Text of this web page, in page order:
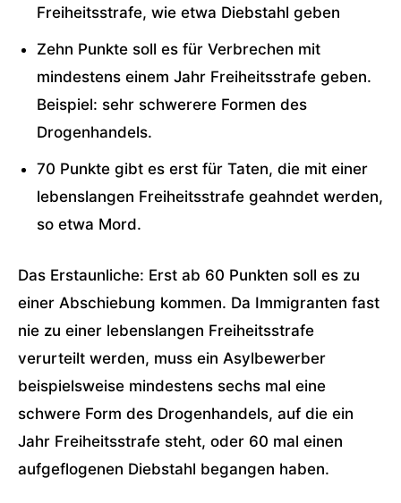
Freiheitsstrafe, wie etwa Diebstahl geben
Zehn Punkte soll es für Verbrechen mit
mindestens einem Jahr Freiheitsstrafe geben.
Beispiel: sehr schwerere Formen des
Drogenhandels.
70 Punkte gibt es erst für Taten, die mit einer
lebenslangen Freiheitsstrafe geahndet werden,
so etwa Mord.
Das Erstaunliche: Erst ab 60 Punkten soll es zu
einer Abschiebung kommen. Da Immigranten fast
nie zu einer lebenslangen Freiheitsstrafe
verurteilt werden, muss ein Asylbewerber
beispielsweise mindestens sechs mal eine
schwere Form des Drogenhandels, auf die ein
Jahr Freiheitsstrafe steht, oder 60 mal einen
aufgeflogenen Diebstahl begangen haben.